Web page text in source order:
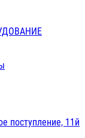
поступление, 11й